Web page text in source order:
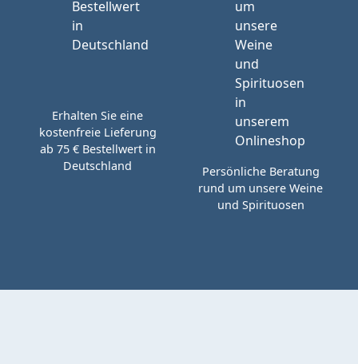
Erhalten Sie eine
kostenfreie Lieferung
ab 75 € Bestellwert in
Deutschland
Persönliche Beratung
rund um unsere Weine
und Spirituosen